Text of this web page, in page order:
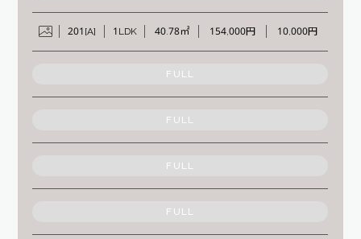
201[A] 1LDK 40.78㎡ 154,000円 10,000円
FULL
FULL
FULL
FULL